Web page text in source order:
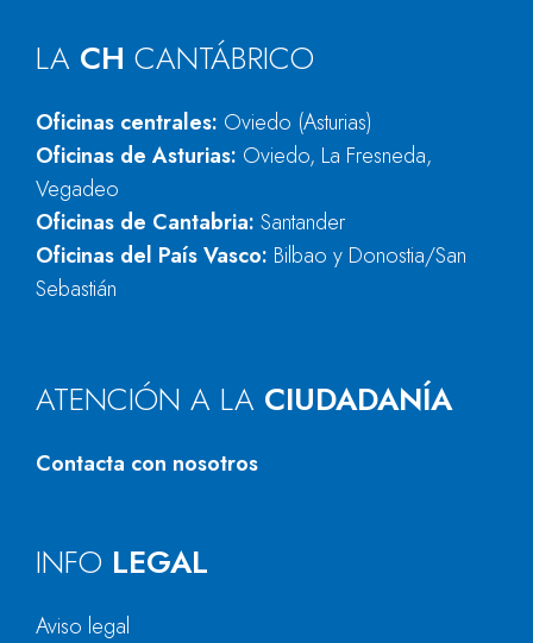
LA CH CANTÁBRICO
Oficinas centrales: Oviedo (Asturias)
Oficinas de Asturias: Oviedo, La Fresneda,
Vegadeo
Oficinas de Cantabria: Santander
Oficinas del País Vasco: Bilbao y Donostia/San
Sebastián
ATENCIÓN A LA CIUDADANÍA
Contacta con nosotros
INFO LEGAL
Aviso legal